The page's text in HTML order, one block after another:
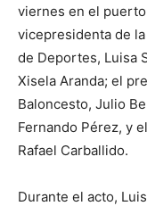
viernes en el
vicepresidenta de
de Deportes, Luisa
Xisela Aranda; el
Baloncesto, Julio
Fernando Pérez, y
Rafael Carballido.
Durante el acto,